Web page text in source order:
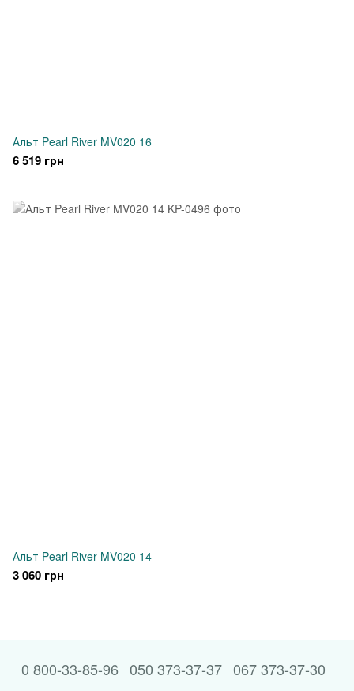
Альт Pearl River MV020 16
6 519 грн
Альт Pearl River MV020 14
3 060 грн
0 800-33-85-96 050 373-37-37 067 373-37-30